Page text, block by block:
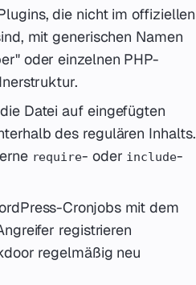
die nicht im offiziellen
mit generischen Namen
oder einzelnen PHP-
Datei auf eingefügten
des regulären Inhalts.
require- oder include-
Cronjobs mit dem
registrieren
regelmäßig neu